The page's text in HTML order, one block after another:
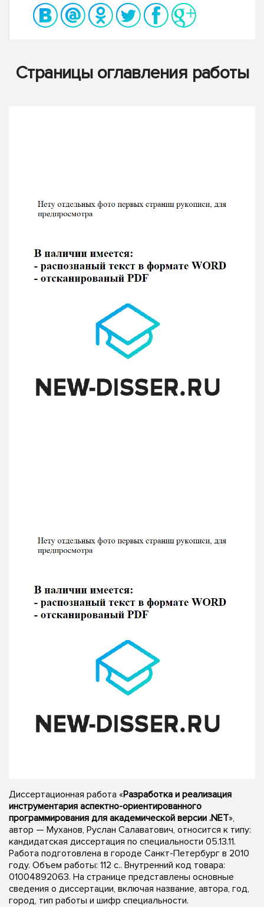
Страницы оглавления работы
Диссертационная работа «Разработка и реализация
инструментария аспектно-ориентированного
программирования для академической версии .NET»,
автор — Муханов, Руслан Салаватович, относится к типу:
кандидатская диссертация по специальности 05.13.11.
Работа подготовлена в городе Санкт-Петербург в 2010
году. Объем работы: 112 с.. Внутренний код товара:
01004892063. На странице представлены основные
сведения о диссертации, включая название, автора, год,
город, тип работы и шифр специальности.